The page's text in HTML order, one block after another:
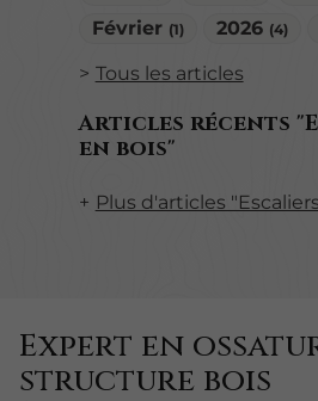
Février (1) 2026 (4)
Tous les articles
Articles récents
en bois"
Plus d'articles
Expert en
structure bois